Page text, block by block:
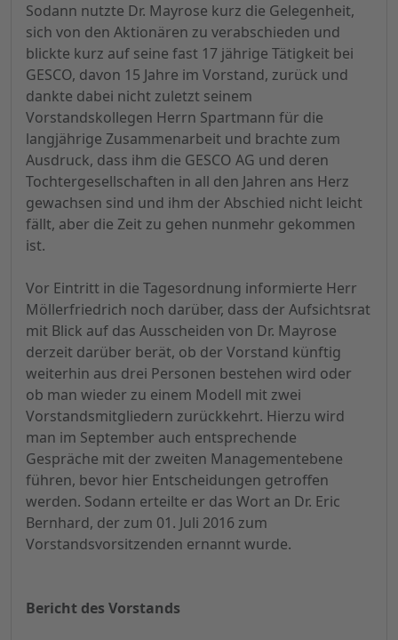
Sodann nutzte Dr. Mayrose kurz die Gelegenheit,
sich von den Aktionären zu verabschieden und
blickte kurz auf seine fast 17 jährige Tätigkeit bei
GESCO, davon 15 Jahre im Vorstand, zurück und
dankte dabei nicht zuletzt seinem
Vorstandskollegen Herrn Spartmann für die
langjährige Zusammenarbeit und brachte zum
Ausdruck, dass ihm die GESCO AG und deren
Tochtergesellschaften in all den Jahren ans Herz
gewachsen sind und ihm der Abschied nicht leicht
fällt, aber die Zeit zu gehen nunmehr gekommen
ist.
Vor Eintritt in die Tagesordnung informierte Herr
Möllerfriedrich noch darüber, dass der Aufsichtsrat
mit Blick auf das Ausscheiden von Dr. Mayrose
derzeit darüber berät, ob der Vorstand künftig
weiterhin aus drei Personen bestehen wird oder
ob man wieder zu einem Modell mit zwei
Vorstandsmitgliedern zurückkehrt. Hierzu wird
man im September auch entsprechende
Gespräche mit der zweiten Managementebene
führen, bevor hier Entscheidungen getroffen
werden. Sodann erteilte er das Wort an Dr. Eric
Bernhard, der zum 01. Juli 2016 zum
Vorstandsvorsitzenden ernannt wurde.
Bericht des Vorstands